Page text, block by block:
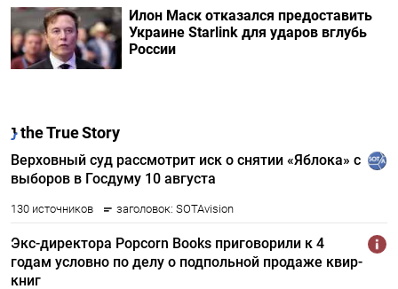
Илон Маск отказался предоставить
Украине Starlink для ударов вглубь
России